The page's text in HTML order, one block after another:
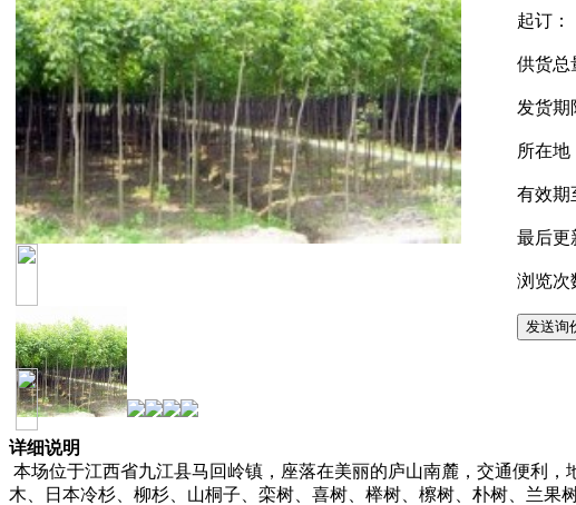
起订：
供货总
发货期
所在地
有效期
最后更
浏览次
详细说明
本场位于江西省九江县马回岭镇，座落在美丽的庐山南麓，交通便利
木、日本冷杉、柳杉、山桐子、栾树、喜树、榉树、檫树、朴树、兰